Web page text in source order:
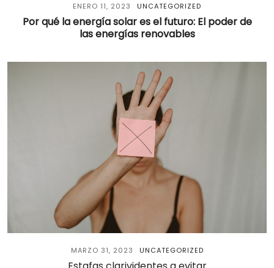
ENERO 11, 2023 UNCATEGORIZED
Por qué la energía solar es el futuro: El poder de
las energías renovables
MARZO 31, 2023 UNCATEGORIZED